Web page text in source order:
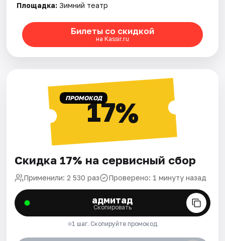
Рейтинги
Площадка: Зимний театр
Билеты со скидкой
на Kassir.ru
ПРОМОКОД17%
Скидка 17% на сервисный сбор
Применили: 2 530 раз Проверено: 1 минуту назад
адмитад
Скопировать
1 шаг. Скопируйте промокод